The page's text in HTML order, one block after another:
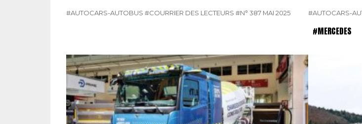
#AUTOCARS-AUTOBUS #COURRIER DES LECTEURS #N° 387 MAI 2025 #AUTOCARS-
#MERCEDES